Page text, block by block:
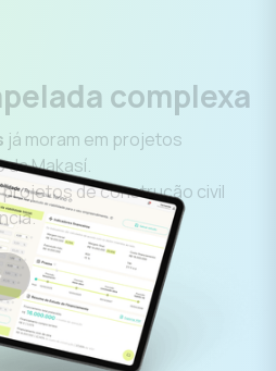
complexa
já moram em projetos
Makasí.
de construção civil